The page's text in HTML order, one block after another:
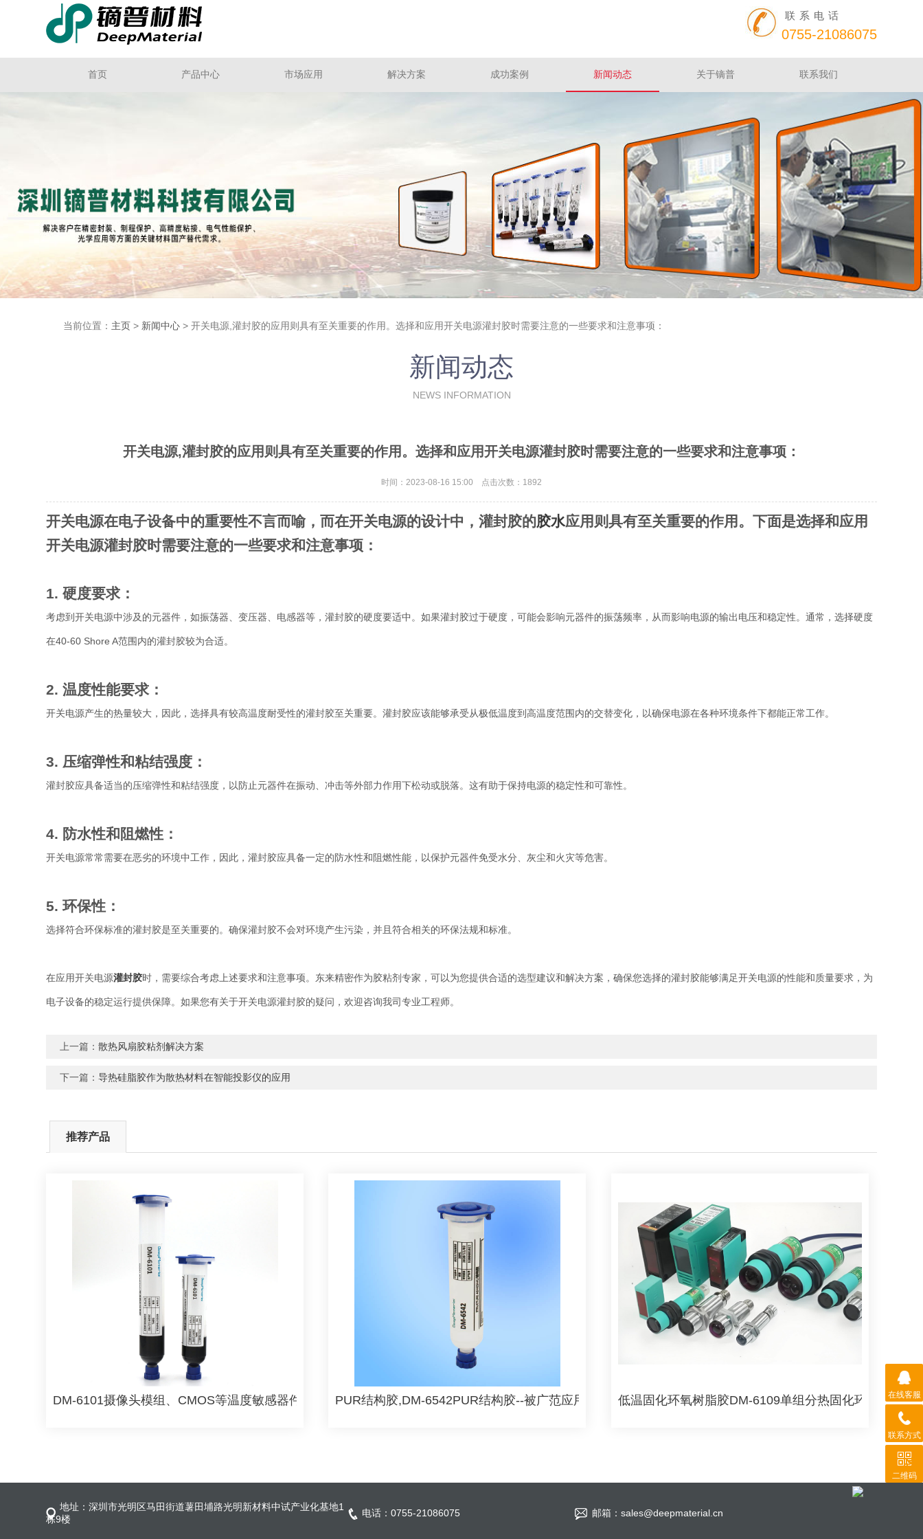
联系电话
0755-21086075
首页 产品中心 市场应用 解决方案 成功案例 新闻动态 关于镝普 联系我们
当前位置： 主页 > 新闻中心 > 开关电源,灌封胶的应用则具有至关重要的作用。选择和应用开关电源灌封胶时需要注意的一些要求和注意事项：
新闻动态
NEWS INFORMATION
开关电源,灌封胶的应用则具有至关重要的作用。选择和应用开关电源灌封胶时需要注意的一些要求和注意事项：
时间：2023-08-16 15:00 点击次数：1892
开关电源在电子设备中的重要性不言而喻，而在开关电源的设计中，灌封胶的胶水应用则具有至关重要的作用。下面是选择和应用
开关电源灌封胶时需要注意的一些要求和注意事项：
1. 硬度要求：
考虑到开关电源中涉及的元器件，如振荡器、变压器、电感器等，灌封胶的硬度要适中。如果灌封胶过于硬度，可能会影响元器件的振荡频率，从而影响电源的输出电压和稳定性。通常，选择硬度
在40-60 Shore A范围内的灌封胶较为合适。
2. 温度性能要求：
开关电源产生的热量较大，因此，选择具有较高温度耐受性的灌封胶至关重要。灌封胶应该能够承受从极低温度到高温度范围内的交替变化，以确保电源在各种环境条件下都能正常工作。
3. 压缩弹性和粘结强度：
灌封胶应具备适当的压缩弹性和粘结强度，以防止元器件在振动、冲击等外部力作用下松动或脱落。这有助于保持电源的稳定性和可靠性。
4. 防水性和阻燃性：
开关电源常常需要在恶劣的环境中工作，因此，灌封胶应具备一定的防水性和阻燃性能，以保护元器件免受水分、灰尘和火灾等危害。
5. 环保性：
选择符合环保标准的灌封胶是至关重要的。确保灌封胶不会对环境产生污染，并且符合相关的环保法规和标准。
在应用开关电源灌封胶时，需要综合考虑上述要求和注意事项。东来精密作为胶粘剂专家，可以为您提供合适的选型建议和解决方案，确保您选择的灌封胶能够满足开关电源的性能和质量要求，为
电子设备的稳定运行提供保障。如果您有关于开关电源灌封胶的疑问，欢迎咨询我司专业工程师。
上一篇：散热风扇胶粘剂解决方案
下一篇：导热硅脂胶作为散热材料在智能投影仪的应用
推荐产品
DM-6101摄像头模组、CMOS等温度敏感器件粘接胶水PUR结构胶,DM-6542PUR结构胶--被广范应用于显示屏贴合低温固化环氧树脂胶DM-6109单组分热固化环氧树脂胶
地址：深圳市光明区马田街道薯田埔路光明新材料中试产业化基地1
栋9楼
电话：0755-21086075 邮箱：sales@deepmaterial.cn
在线客服
联系方式
二维码